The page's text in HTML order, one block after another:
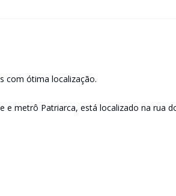
com ótima localização.
e metrô Patriarca, está localizado na rua